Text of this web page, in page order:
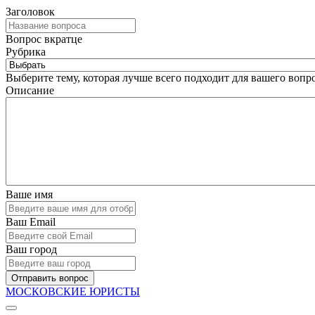
Заголовок
Вопрос вкратце
Рубрика
Выберите тему, которая лучше всего подходит для вашего
Описание
Ваше имя
Ваш Email
Ваш город
Отправить вопрос
МОСКОВСКИЕ ЮРИСТЫ